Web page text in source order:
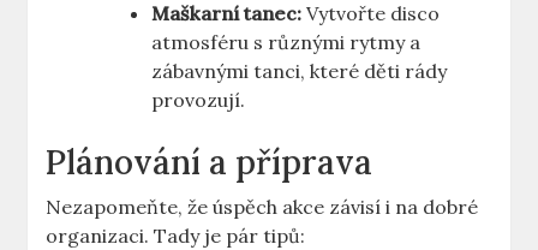
Maškarní⁤ tanec: Vytvořte disco
atmosféru s různými rytmy ​a
zábavnými tanci, které děti rády
provozují.
Plánování a příprava
Nezapomeňte, že úspěch akce závisí i na dobré
organizaci.‍ Tady je pár tipů: